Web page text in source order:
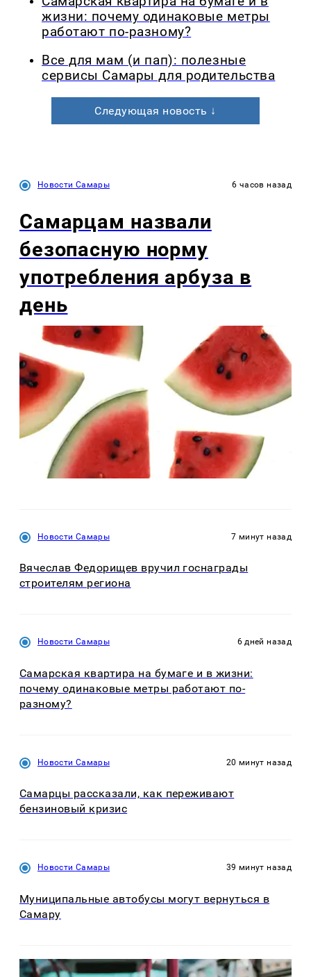
жизни: почему одинаковые метры
работают по-разному?
Все для мам (и пап): полезные
сервисы Самары для родительства
Следующая новость ↓
Новости Самары 6 часов назад
Самарцам назвали
безопасную норму
употребления арбуза в
день
Новости Самары 7 минут назад
Вячеслав Федорищев вручил госнаграды
строителям региона
Новости Самары 6 дней назад
Самарская квартира на бумаге и в жизни:
почему одинаковые метры работают по-
разному?
Новости Самары 20 минут назад
Самарцы рассказали, как переживают
бензиновый кризис
Новости Самары 39 минут назад
Муниципальные автобусы могут вернуться в
Самару